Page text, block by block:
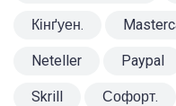
Кінґуен.
Neteller Paypal
Skrill Софорт.